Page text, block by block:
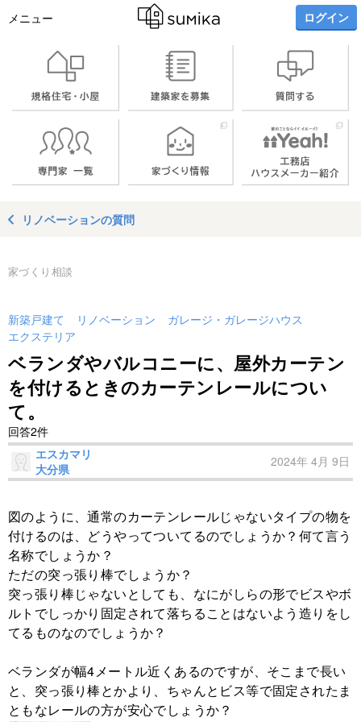
メニュー ログイン
リノベーションの質問
家づくり相談
新築戸建て リノベーション
ガレージ・ガレージハウス
エクステリア
ベランダやバルコニーに、屋外カーテン
を付けるときのカーテンレールについ
て。
回答2件
エスカマリ
大分県
2024年 4月 9日
図のように、通常のカーテンレールじゃないタイプの物を
付けるのは、どうやってついてるのでしょうか？何て言う
名称でしょうか？
ただの突っ張り棒でしょうか？
突っ張り棒じゃないとしても、なにがしらの形でビスやボ
ルトでしっかり固定されて落ちることはないよう造りをし
てるものなのでしょうか？
ベランダが幅4メートル近くあるのですが、そこまで長い
と、突っ張り棒とかより、ちゃんとビス等で固定されたま
ともなレールの方が安心でしょうか？